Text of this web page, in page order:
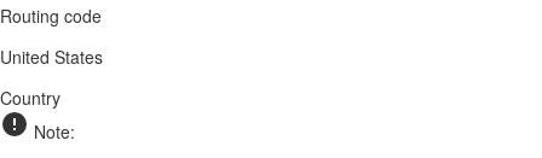
Routing code
United States
Country
Note: